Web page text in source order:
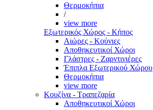
Θερμοκήπια
/
view more
Εξωτερικός Χώρος - Κήπος
Αιώρες - Κούνιες
Αποθηκευτικοί Χώροι
Γλάστρες - Ζαρντινιέρες
Έπιπλα Εξωτερικού Χώρου
Θερμοκήπια
view more
Κουζίνα - Τραπεζαρία
Αποθηκευτικοί Χώροι